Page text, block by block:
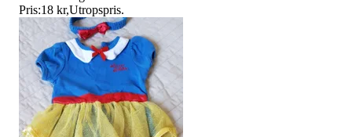
Pris:18 kr,Utropspris.